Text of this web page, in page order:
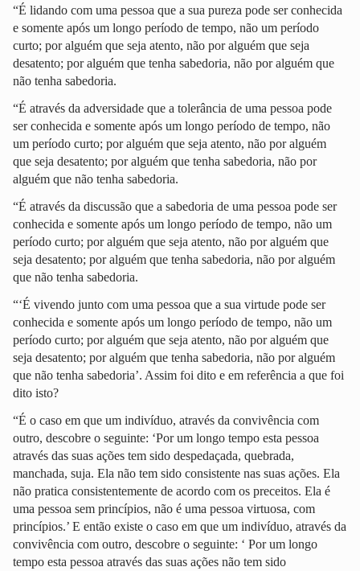
“É lidando com uma pessoa que a sua pureza pode ser conhecida
e somente após um longo período de tempo, não um período
curto; por alguém que seja atento, não por alguém que seja
desatento; por alguém que tenha sabedoria, não por alguém que
não tenha sabedoria.
“É através da adversidade que a tolerância de uma pessoa pode
ser conhecida e somente após um longo período de tempo, não
um período curto; por alguém que seja atento, não por alguém
que seja desatento; por alguém que tenha sabedoria, não por
alguém que não tenha sabedoria.
“É através da discussão que a sabedoria de uma pessoa pode ser
conhecida e somente após um longo período de tempo, não um
período curto; por alguém que seja atento, não por alguém que
seja desatento; por alguém que tenha sabedoria, não por alguém
que não tenha sabedoria.
“‘É vivendo junto com uma pessoa que a sua virtude pode ser
conhecida e somente após um longo período de tempo, não um
período curto; por alguém que seja atento, não por alguém que
seja desatento; por alguém que tenha sabedoria, não por alguém
que não tenha sabedoria’. Assim foi dito e em referência a que foi
dito isto?
“É o caso em que um indivíduo, através da convivência com
outro, descobre o seguinte: ‘Por um longo tempo esta pessoa
através das suas ações tem sido despedaçada, quebrada,
manchada, suja. Ela não tem sido consistente nas suas ações. Ela
não pratica consistentemente de acordo com os preceitos. Ela é
uma pessoa sem princípios, não é uma pessoa virtuosa, com
princípios.’ E então existe o caso em que um indivíduo, através da
convivência com outro, descobre o seguinte: ‘ Por um longo
tempo esta pessoa através das suas ações não tem sido